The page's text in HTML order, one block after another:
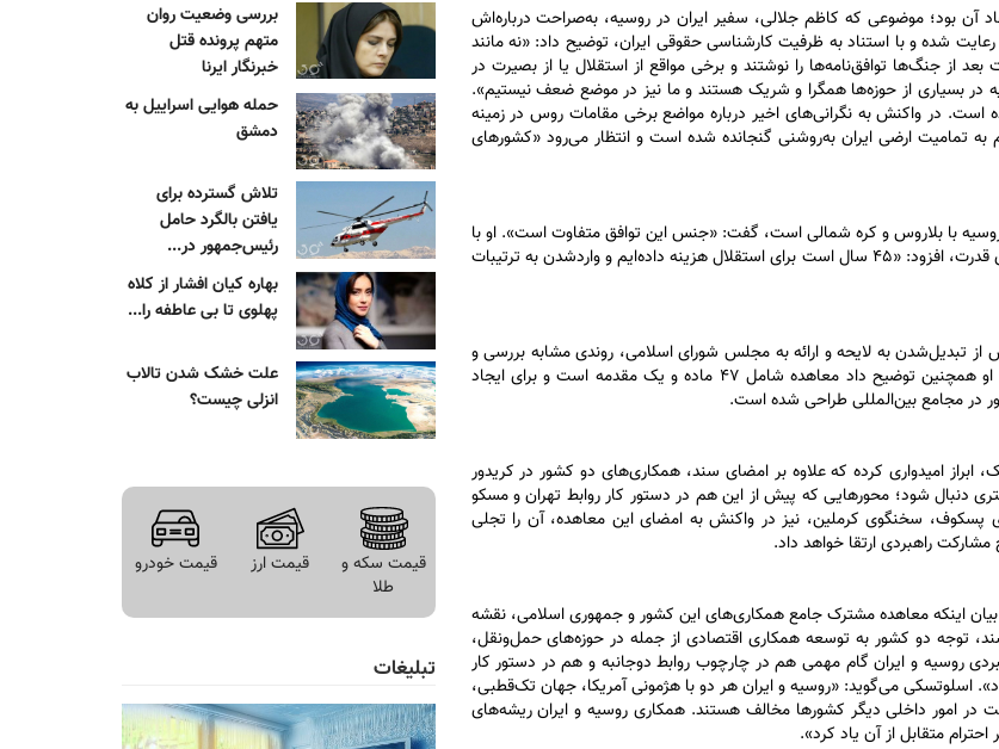
آن بود؛ موضوعی که کاظم جلالی، سفیر ایران در روسیه، به‌صراحت درباره‌اش
شده و با استناد به ظرفیت کارشناسی حقوقی ایران، توضیح داد: «نه مانند
جنگ‌ها توافق‌نامه‌ها را نوشتند و برخی مواقع از استقلال یا از بصیرت در
در بسیاری از حوزه‌ها همگرا و شریک هستند و ما نیز در موضع ضعف نیستیم».
است. در واکنش به نگرانی‌های اخیر درباره مواضع برخی مقامات روس در زمینه
به تمامیت ارضی ایران به‌روشنی گنجانده شده است و انتظار می‌رود «کشور‌های
با بلاروس و کره شمالی است، گفت: «جنس این توافق متفاوت است». او با
تأکید بر استقلال ایران در سیاست خارجی و پرهیز از عضویت در اردوگاه‌های قدرت، افزود: «۴۵ سال است برای استقلال هزینه داده‌ایم و وارد‌شدن به ترتیبات
از تبدیل‌شدن به لایحه و ارائه به مجلس شورای اسلامی، روندی مشابه بررسی و
تصویب موافقت‌نامه قبلی میان دو کشور در سال ۲۰۰۱ را طی خواهد کرد. او همچنین توضیح داد معاهده شامل ۴۷ ماده و یک مقدمه است و برای ایجاد
در مجامع بین‌المللی طراحی شده است.
امیدواری کرده که علاوه بر امضای سند، همکاری‌های دو کشور در کریدور
دنبال شود؛ محور‌هایی که پیش از این هم در دستور کار روابط تهران و مسکو
پسکوف، سخنگوی کرملین، نیز در واکنش به امضای این معاهده، آن را تجلی
راهبردی ارتقا خواهد داد.
بیان اینکه معاهده مشترک جامع همکاری‌های این کشور و جمهوری اسلامی، نقشه
توجه دو کشور به توسعه همکاری اقتصادی از جمله در حوزه‌های حمل‌ونقل،
روسیه و ایران گام مهمی هم در چارچوب روابط دوجانبه و هم در دستور کار
اسلوتسکی می‌گوید: «روسیه و ایران هر دو با هژمونی آمریکا، جهان تک‌قطبی،
در امور داخلی دیگر کشور‌ها مخالف هستند. همکاری روسیه و ایران ریشه‌های
متقابل از آن یاد کرد».
بررسی وضعیت روان
متهم پرونده قتل
خبرنگار ایرنا
حمله هوایی اسراییل به
دمشق
تلاش گسترده برای
یافتن بالگرد حامل
رئیس‌جمهور در...
بهاره کیان افشار از کلاه
پهلوی تا بی عاطفه را...
علت خشک شدن تالاب
انزلی چیست؟
قیمت سکه و
طلا
قیمت ارز قیمت خودرو
تبلیغات